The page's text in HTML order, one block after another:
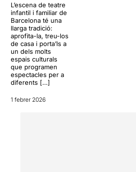
L’escena de teatre
infantil i familiar de
Barcelona té una
llarga tradició:
aprofita-la, treu-los
de casa i porta’ls a
un dels molts
espais culturals
que programen
espectacles per a
diferents […]
1 febrer 2026